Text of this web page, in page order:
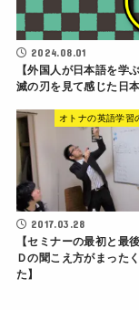
2024.08.01
【外国人が日本語を学
滅の刃を見て感じた日本
オトナの英語学習
2017.03.28
【セミナーの最初と最
Ｄの聞こえ方がまった
た】